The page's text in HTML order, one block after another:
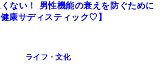
ない！ 男性機能の衰えを防ぐために
康サディスティック♡】
ライフ・文化